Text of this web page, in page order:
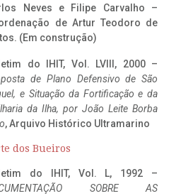
Neves e Filipe Carvalho –
de Artur Teodoro de
(Em construção)
do IHIT, Vol. LVIII, 2000 –
de Plano Defensivo de São
e Situação da Fortificação e da
da Ilha, por João Leite Borba
, Arquivo Histórico Ultramarino
dos Bueiros
do IHIT, Vol. L, 1992 –
SOBRE AS